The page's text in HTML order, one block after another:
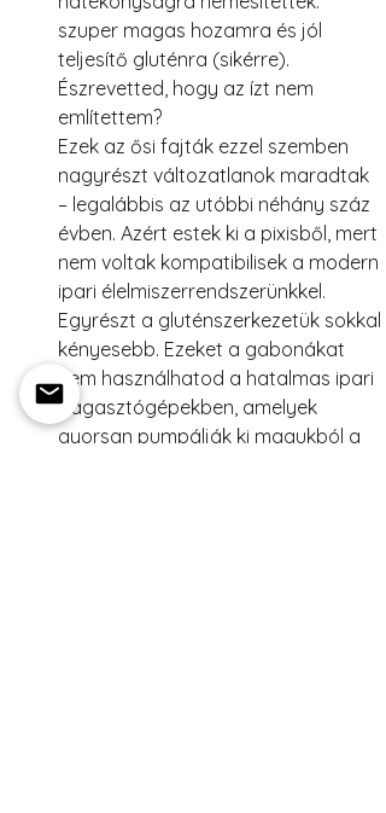
szuper magas hozamra és jól
teljesítő gluténra (sikérre).
Észrevetted, hogy az ízt nem
említettem?
Ezek az ősi fajták ezzel szemben
nagyrészt változatlanok maradtak
– legalábbis az utóbbi néhány száz
évben. Azért estek ki a pixisből, mert
nem voltak kompatibilisek a modern
ipari élelmiszerrendszerünkkel.
Egyrészt a gluténszerkezetük sokkal
kényesebb. Ezeket a gabonákat
nem használhatod a hatalmas ipari
dagasztógépekben, amelyek
gyorsan pumpálják ki magukból a